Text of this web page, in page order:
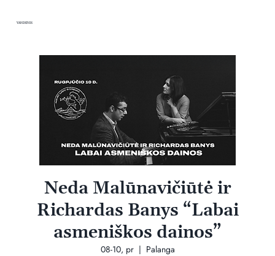
VANDENIS
Neda Malūnavičiūtė ir
Richardas Banys “Labai
asmeniškos dainos”
08-10, pr
  |
Palanga